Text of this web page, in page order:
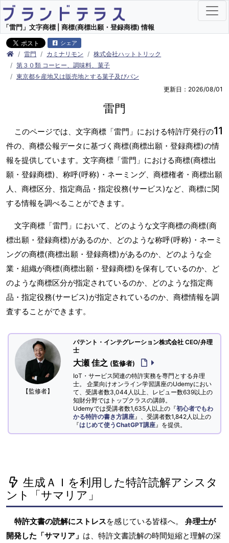
「雷門」文字商標 | 商標(商標出願・登録商標) 情報
シェア
雷門 カミナリモン
株式会社ハットトリック
第３０類 コーヒー、調味料、菓子
東京都を産地又は販売地とする菓子及びパン
更新日：2026/08/01
雷門
このページでは、文字商標「雷門」における特許庁発行の11
件の、商標公報データに基づく商標(商標出願・登録商標)の情
報を提供しています。文字商標「雷門」における商標(商標出
願・登録商標)、称呼(呼称)・ネーミング、商標権者・商標出願
人、商標区分、指定商品・指定役務(サービス)など、商標に関
する情報を調べることができます。
文字商標「雷門」において、どのような文字商標の商標(商
標出願・登録商標)があるのか、どのような称呼(呼称)・ネーミ
ングの商標(商標出願・登録商標)があるのか、どのような企
業・組織が商標(商標出願・登録商標)を保有しているのか、ど
のような商標区分が指定されているのか、どのような指定商
品・指定役務(サービス)が指定されているのか、商標情報を調
査することができます。
【監修者】
パテント・インテグレーション株式会社 CEO/弁理
士
大瀬 佳之 (監修者)
IoT・サービス関連の特許実務を専門とする弁理
士。 企業向けオンライン学習講座のUdemyにおい
て、受講者数3,044人以上、レビュー数639以上の
知財分野ではトップクラスの講師。
Udemyでは受講者数1,635人以上の『初心者でもわ
かる特許の書き方講座 』、受講者数1,842人以上の
『はじめて使うChatGPT講座 』を提供。
生成ＡＩを利用した特許読解アシスタ
ント「サマリア」
特許文書の読解にストレスを感じている皆様へ。 弁理士が
開発した「サマリア」 は、特許文書読解の時間短縮と理解の深